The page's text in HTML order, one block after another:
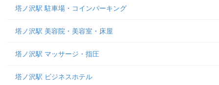
塔ノ沢駅 駐車場・コインパーキング
塔ノ沢駅 美容院・美容室・床屋
塔ノ沢駅 マッサージ・指圧
塔ノ沢駅 ビジネスホテル